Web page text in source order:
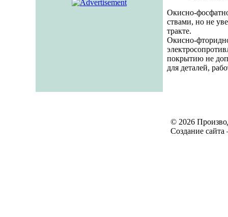
Окисно-
ствами, но не
тракте.
Окисно-
покры­тию не
для деталей,
© 2026
Создание сайта